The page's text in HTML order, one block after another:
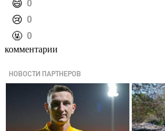
️😄 0
️😢 0
️🤬 0
комментарии